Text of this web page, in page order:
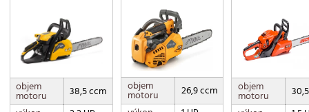
objem
motoru
38,5 ccm
objem
motoru
26,9 ccm
objem
motoru